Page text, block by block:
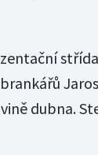
dubna.